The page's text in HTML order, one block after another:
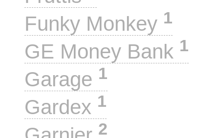
Funky Monkey 1
GE Money Bank 1
Garage 1
Gardex 1
2